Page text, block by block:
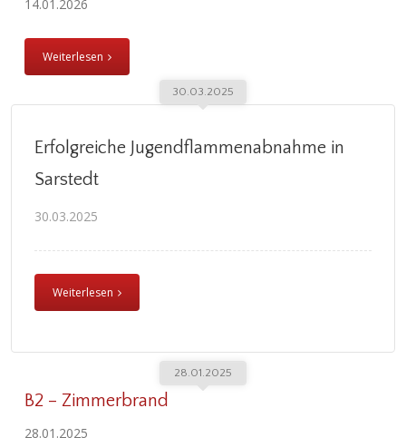
14.01.2026
Weiterlesen
30.03.2025
Erfolgreiche Jugendflammenabnahme in
Sarstedt
30.03.2025
Weiterlesen
28.01.2025
B2 – Zimmerbrand
28.01.2025